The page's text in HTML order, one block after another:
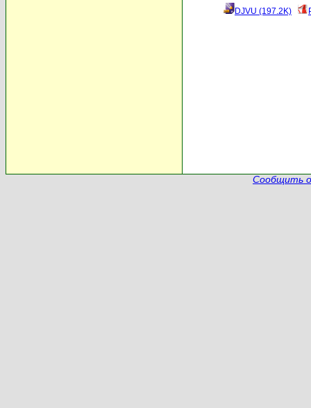
DJVU (197.2K)
Сообщить о